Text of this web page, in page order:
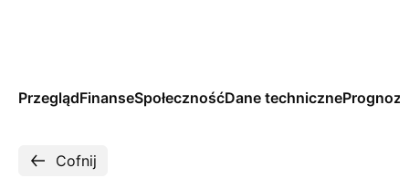
PrzeglądFinanseSpołecznośćDane technicznePrognozy
Cofnij